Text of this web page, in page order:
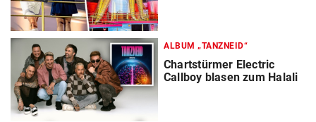
ALBUM „TANZNEID“
Chartstürmer Electric
Callboy blasen zum Halali